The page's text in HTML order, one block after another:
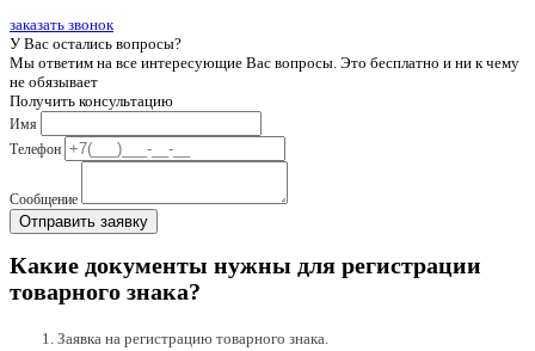
заказать звонок
У Вас остались вопросы?
Мы ответим на все интересующие Вас вопросы. Это бесплатно и ни к чему
не обязывает
Получить консультацию
Имя
Телефон
Сообщение
Какие документы нужны для регистрации
товарного знака?
Заявка на регистрацию товарного знака.